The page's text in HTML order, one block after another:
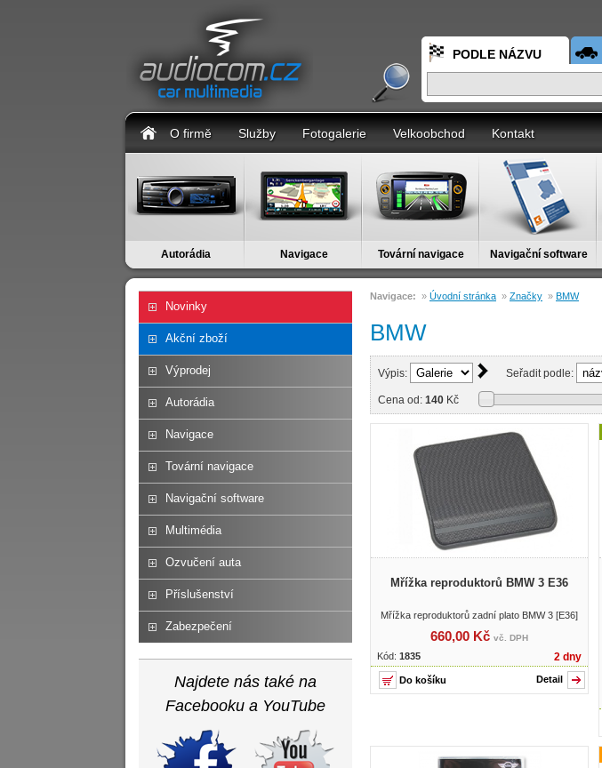
PODLE NÁZVU
O firmě Služby Fotogalerie Velkoobchod Kontakt
Autorádia Navigace Tovární navigace Navigační software
Novinky
Akční zboží
Výprodej
Autorádia
Navigace
Tovární navigace
Navigační software
Multimédia
Ozvučení auta
Příslušenství
Zabezpečení
Najdete nás také na
Facebooku a YouTube
Navigace: » Úvodní stránka » Značky » BMW
BMW
Výpis: Seřadit podle:
Cena od: 140 Kč
Mřížka reproduktorů BMW 3 E36
Mřížka reproduktorů zadní plato BMW 3 [E36]
660,00 Kč vč. DPH
Kód: 1835 2 dny
Detail